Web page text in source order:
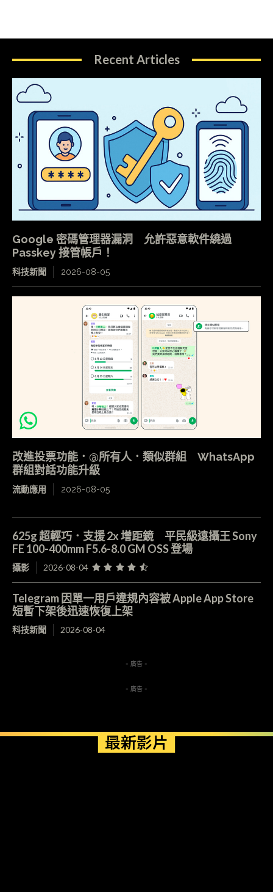
Recent Articles
Google 密碼管理器漏洞 允許惡意軟件繞過
Passkey 接管帳戶！
科技新聞 2026-08-05
改進投票功能．@所有人．類似群組 WhatsApp
群組對話功能升級
流動應用 2026-08-05
625g 超輕巧．支援 2x 增距鏡 平民級遠攝王 Sony
FE 100-400mm F5.6-8.0 GM OSS 登場
攝影 2026-08-04
Telegram 因單一用戶違規內容被 Apple App Store
短暫下架後迅速恢復上架
科技新聞 2026-08-04
- 廣告 -
- 廣告 -
最新影片